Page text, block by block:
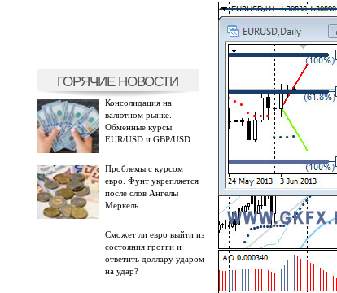
ГОРЯЧИЕ НОВОСТИ
Консолидация на
валютном рынке.
Обменные курсы
EUR/USD и GBP/USD
Проблемы с курсом
евро. Фунт укрепляется
после слов Ангелы
Меркель
Сможет ли евро выйти из
состояния грогги и
ответить доллару ударом
на удар?